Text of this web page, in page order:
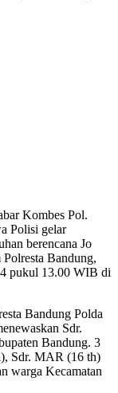
Kombes Pol.
Polisi gelar
berencana Jo
Bandung,
pukul 13.00 WIB di
Bandung Polda
Sdr.
Bandung. 3
Sdr. MAR (16 th)
warga Kecamatan